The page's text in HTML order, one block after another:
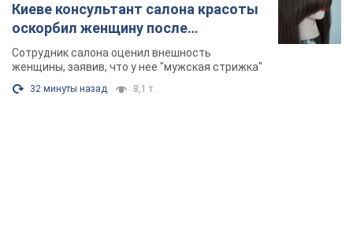
Киеве консультант салона красоты
оскорбил женщину после
химиотерапии, разгорелся скандал.
Фото
Сотрудник салона оценил внешность
женщины, заявив, что у нее "мужская стрижка"
32 минуты назад 8,1 т.